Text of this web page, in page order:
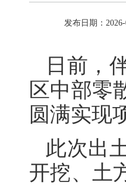
发布日期：
日前，
区中部零
圆满实现
此次出
开挖、土